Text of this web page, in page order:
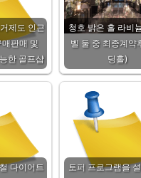
제도 인근
판매 및
한 골프샵
청호 밝은 홀 라비
벨 둘 중 최종계약
딩홀)
다이어트
토퍼 프로그램을